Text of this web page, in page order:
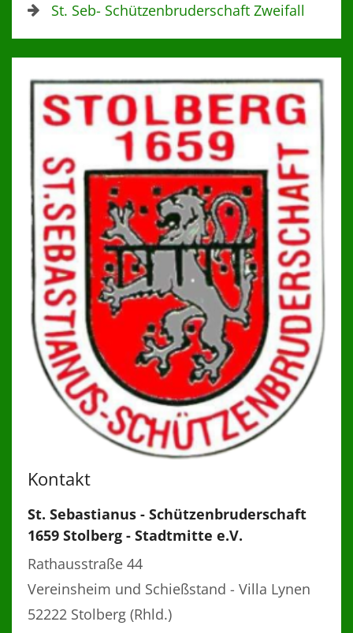
St. Seb- Schützenbruderschaft Zweifall
Kontakt
St. Sebastianus - Schützenbruderschaft
1659 Stolberg - Stadtmitte e.V.
Rathausstraße 44
Vereinsheim und Schießstand - Villa Lynen
52222 Stolberg (Rhld.)